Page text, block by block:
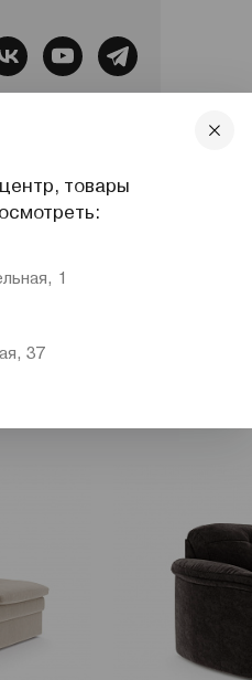
товары
1
37